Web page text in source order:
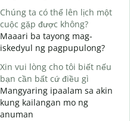
Chúng ta có thể lên lịch một
cuộc gặp được không?
Maaari ba tayong mag-
iskedyul ng pagpupulong?
Xin vui lòng cho tôi biết nếu
bạn cần bất cứ điều gì
Mangyaring ipaalam sa akin
kung kailangan mo ng
anuman